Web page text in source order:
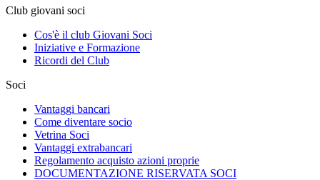
Club giovani soci
Cos'è il club Giovani Soci
Iniziative e Formazione
Ricordi del Club
Soci
Vantaggi bancari
Come diventare socio
Vetrina Soci
Vantaggi extrabancari
Regolamento acquisto azioni proprie
DOCUMENTAZIONE RISERVATA SOCI